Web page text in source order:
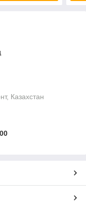
Казахстан